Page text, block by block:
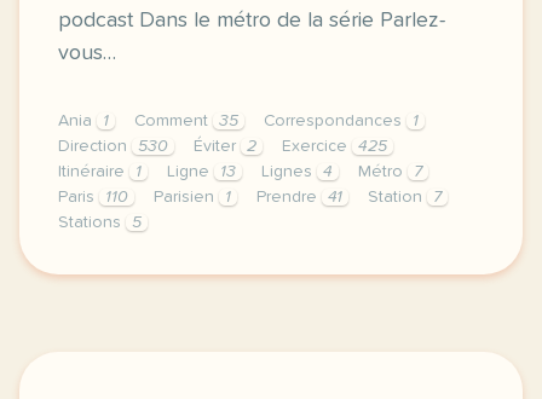
podcast Dans le métro de la série Parlez-
vous…
Ania 1 Comment 35 Correspondances
1
Direction
530 Éviter 2 Exercice
425
Itinéraire
1 Ligne 13 Lignes 4 Métro
7
Paris
110 Parisien 1 Prendre 41 Station
7
Stations
5
exercice b1 dans le metro expliquer un itineraire